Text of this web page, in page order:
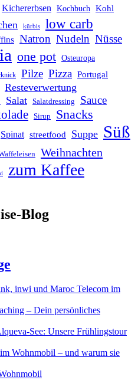
Kichererbsen Kochbuch Kohl
kürbis low carb
Natron Nudeln Nüsse
one pot Osteuropa
Pilze Pizza Portugal
Resteverwertung
Salat Salatdressing Sauce
Sirup Snacks
Spinat streetfood Suppe Süß
Weihnachten
zum Kaffee
Blog
inwi und Maroc Telecom im
– Dein persönliches
See: Unsere Frühlingstour
Wohnmobil – und warum sie